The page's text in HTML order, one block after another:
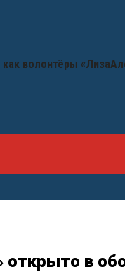
волонтёры
в